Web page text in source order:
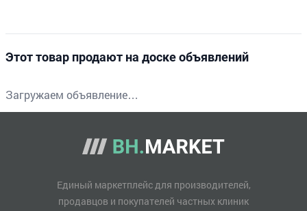
Этот товар продают на доске объявлений
Загружаем объявление…
Единый маркетплейс для производителей,
продавцов и покупателей частных клиник